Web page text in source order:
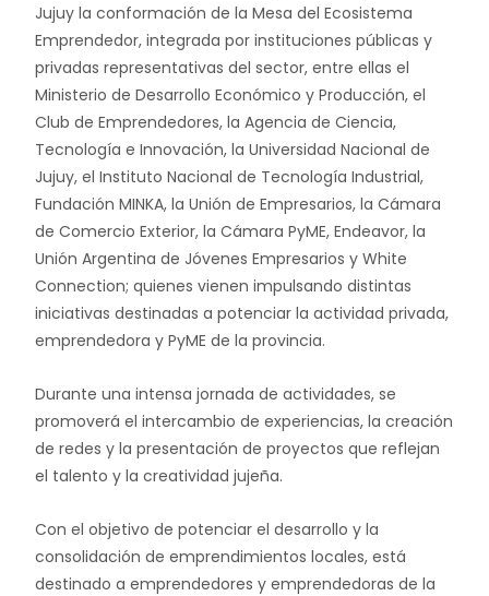
Jujuy la conformación de la Mesa del Ecosistema
Emprendedor, integrada por instituciones públicas y
privadas representativas del sector, entre ellas el
Ministerio de Desarrollo Económico y Producción, el
Club de Emprendedores, la Agencia de Ciencia,
Tecnología e Innovación, la Universidad Nacional de
Jujuy, el Instituto Nacional de Tecnología Industrial,
Fundación MINKA, la Unión de Empresarios, la Cámara
de Comercio Exterior, la Cámara PyME, Endeavor, la
Unión Argentina de Jóvenes Empresarios y White
Connection; quienes vienen impulsando distintas
iniciativas destinadas a potenciar la actividad privada,
emprendedora y PyME de la provincia.
Durante una intensa jornada de actividades, se
promoverá el intercambio de experiencias, la creación
de redes y la presentación de proyectos que reflejan
el talento y la creatividad jujeña.
Con el objetivo de potenciar el desarrollo y la
consolidación de emprendimientos locales, está
destinado a emprendedores y emprendedoras de la